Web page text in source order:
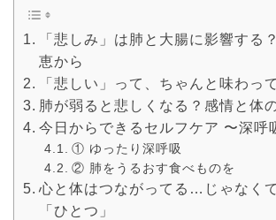
「悲しみ」は肺と大腸に影響する
恵から
「悲しい」って、ちゃんと味わっ
肺が弱ると悲しくなる？感情と体
今日からできるセルフケア 〜深呼
① ゆったり深呼吸
② 肺をうるおす食べものを
心と体はつながってる…じゃなく
「ひとつ」